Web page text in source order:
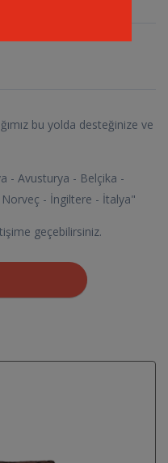
bu yolda desteğinize ve
- Avusturya - Belçika -
- İngiltere - İtalya"
geçebilirsiniz.